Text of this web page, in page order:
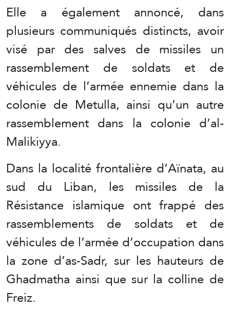
Elle a également annoncé, dans
plusieurs communiqués distincts, avoir
visé par des salves de missiles un
rassemblement de soldats et de
véhicules de l’armée ennemie dans la
colonie de Metulla, ainsi qu’un autre
rassemblement dans la colonie d’al-
Malikiyya.
Dans la localité frontalière d’Aïnata, au
sud du Liban, les missiles de la
Résistance islamique ont frappé des
rassemblements de soldats et de
véhicules de l’armée d’occupation dans
la zone d’as-Sadr, sur les hauteurs de
Ghadmatha ainsi que sur la colline de
Freiz.